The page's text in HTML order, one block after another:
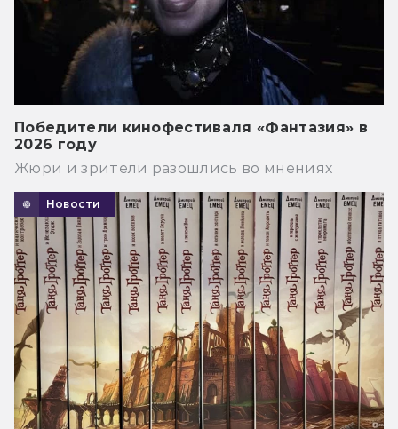
Победители кинофестиваля «Фантазия» в
2026 году
Жюри и зрители разошлись во мнениях
Новости